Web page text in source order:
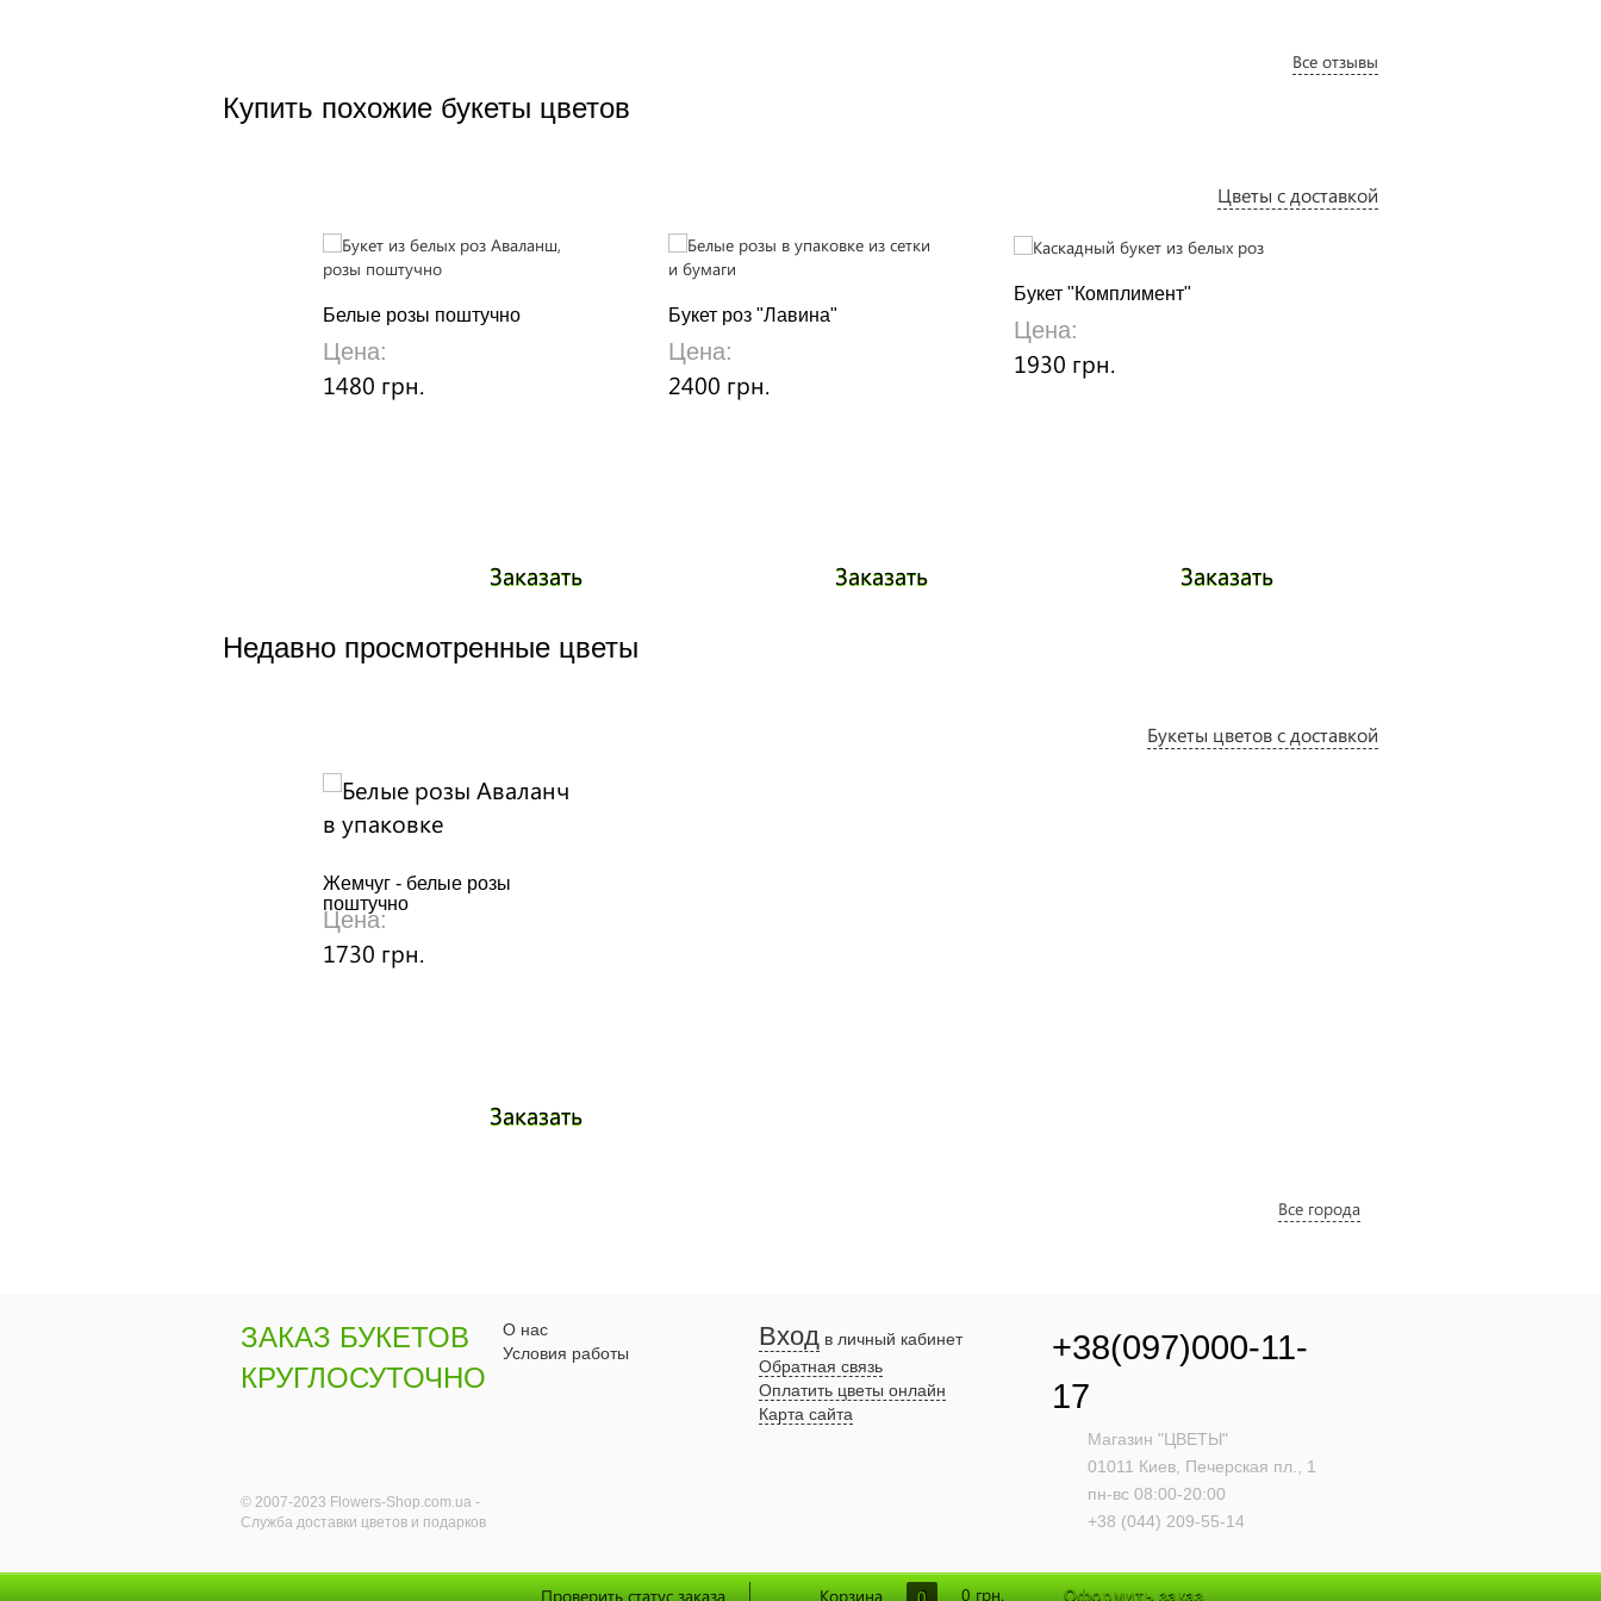
Все отзывы
Купить похожие букеты цветов
Цветы с доставкой
Белые розы поштучно
Цена:
1480 грн.
Заказать
Букет роз "Лавина"
Цена:
2400 грн.
Заказать
Букет "Комплимент"
Цена:
1930 грн.
Заказать
Недавно просмотренные цветы
Букеты цветов с доставкой
Жемчуг - белые розы
поштучно
Цена:
1730 грн.
Заказать
Все города
ЗАКАЗ БУКЕТОВ
КРУГЛОСУТОЧНО
© 2007-2023 Flowers-Shop.com.ua -
Служба доставки цветов и подарков
О нас
Условия работы
Вход в личный кабинет
Обратная связь
Оплатить цветы онлайн
Карта сайта
+38(097)000-11-
17
Магазин "ЦВЕТЫ"
01011 Киев, Печерская пл., 1
пн-вс 08:00-20:00
+38 (044) 209-55-14
Корзина 0грн. Оформить заказ
Проверить статус заказа